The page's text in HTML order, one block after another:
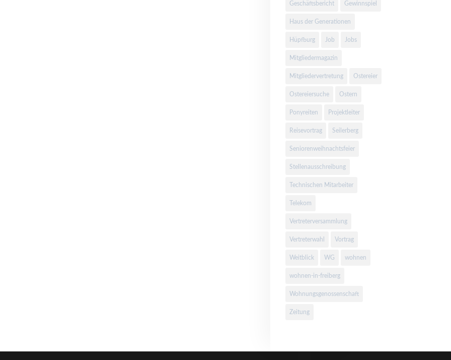
Geschäftsbericht Gewinnspiel
Haus der Generationen
Hüpfburg Job Jobs
Mitgliedermagazin
Mitgliedervertretung Ostereier
Ostereiersuche Ostern
Ponyreiten Projektleiter
Reisevortrag Seilerberg
Seniorenweihnachtsfeier
Stellenausschreibung
Technischen Mitarbeiter
Telekom
Vertreterversammlung
Vertreterwahl Vortrag
Weitblick WG wohnen
wohnen-in-freiberg
Wohnungsgenossenschaft
Zeitung